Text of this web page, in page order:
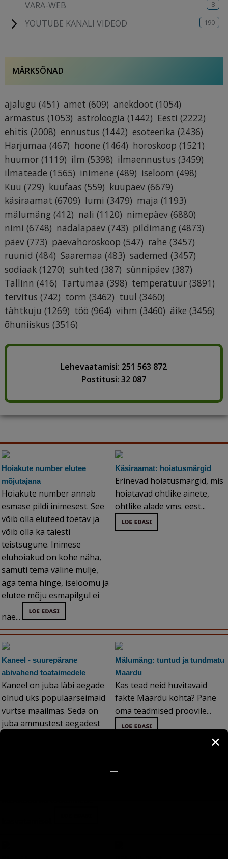
VARA-WEB 8
YOUTUBE KANALI VIDEOD 190
MÄRKSÕNAD
ajalugu (451) amet (609) anekdoot (1054)
armastus (1053) astroloogia (1442) Eesti (2222)
ehitis (2008) ennustus (1442) esoteerika (2436)
Harjumaa (467) hoone (1464) horoskoop (1521)
huumor (1119) ilm (5398) ilmaennustus (3459)
ilmateade (1565) inimene (489) iseloom (498)
Kuu (729) kuufaas (559) kuupäev (6679)
käsiraamat (6709) lumi (3479) maja (1193)
mälumäng (412) nali (1120) nimepäev (6880)
nimi (6748) nädalapäev (743) pildimäng (4873)
päev (773) päevahoroskoop (547) rahe (3457)
ruunid (484) Saaremaa (483) sademed (3457)
sodiaak (1270) suhted (387) sünnipäev (387)
Tallinn (416) Tartumaa (398) temperatuur (3891)
tervitus (742) torm (3462) tuul (3460)
tähtkuju (1269) töö (964) vihm (3460) äike (3456)
õhuniiskus (3516)
Lehevaatamisi: 251 563 872
Postitusi: 32 087
Hoiakute number elutee
mõjutajana
Hoiakute number annab
esmase pildi inimesest. See
võib olla eluteed toetav ja
võib olla ka täiesti
teistsugune. Inimese
eluhoiakud on kohe näha,
samuti tema väline mulje,
aga tema hinge, iseloomu ja
elutee mõju esmapilgul ei
näe...
Käsiraamat: hoiatusmärgid
Erinevad hoiatusmärgid, mis
hoiatavad ohtlike ainete,
ohtlike alade vms. eest...
Kaneel - suurepärane
abivahend toataimedele
Kaneel on juba läbi aegade
olnud üks populaarseimaid
vürtse maailmas. Seda on
juba ammustest aegadest
Mälumäng: tuntud ja tundmatu
Maardu
Kas tead neid huvitavaid
fakte Maardu kohta? Pane
oma teadmised proovile...
✕